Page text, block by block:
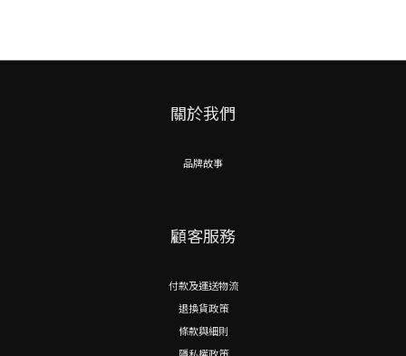
關於我們
品牌故事
顧客服務
付款及運送物流
退換貨政策
條款與細則